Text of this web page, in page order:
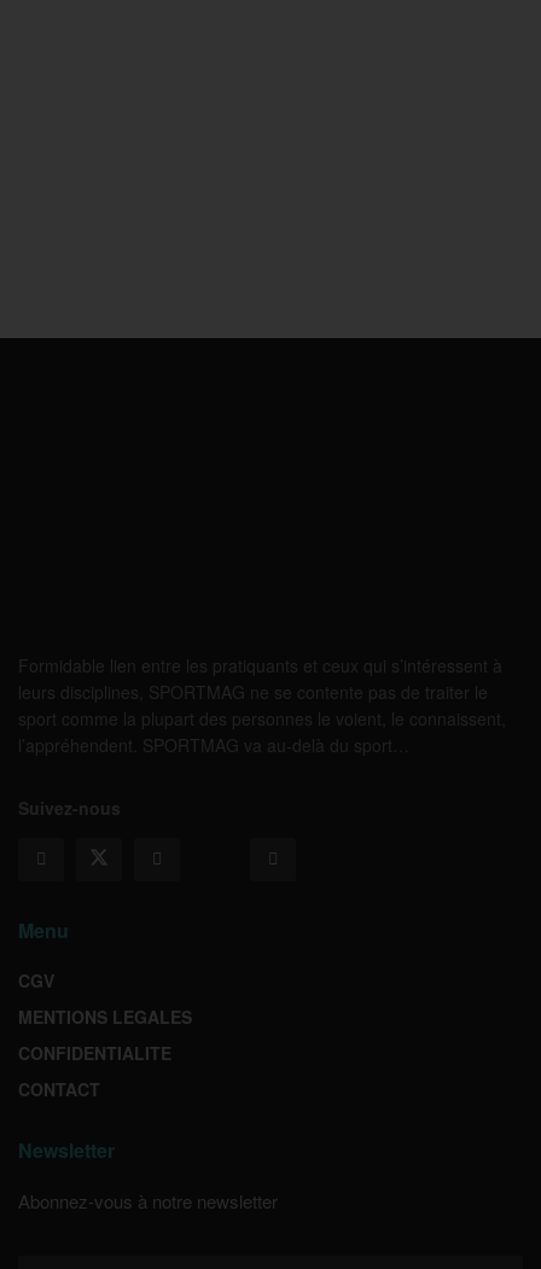
Formidable lien entre les pratiquants et ceux qui s’intéressent à
leurs disciplines, SPORTMAG ne se contente pas de traiter le
sport comme la plupart des personnes le voient, le connaissent,
l’appréhendent. SPORTMAG va au-delà du sport…
Suivez-nous
Menu
CGV
MENTIONS LEGALES
CONFIDENTIALITE
CONTACT
Newsletter
Abonnez-vous à notre newsletter